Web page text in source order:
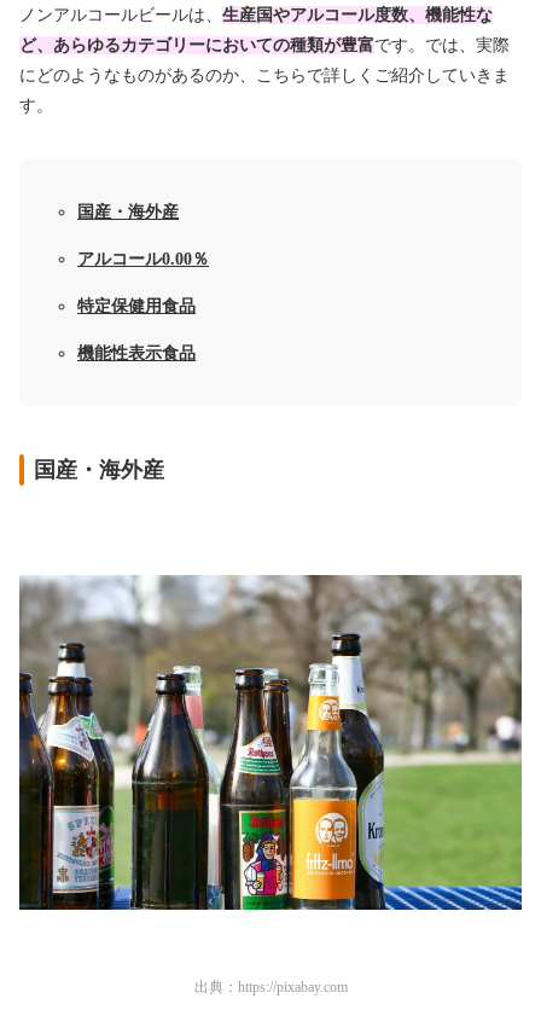
ノンアルコールビールは、 生産国やアルコール度数、機能性な
ど、あらゆるカテゴリーにおいての種類が豊富です。では、実際
にどのようなものがあるのか、こちらで詳しくご紹介していきま
す。
国産・海外産
アルコール0.00％
特定保健用食品
機能性表示食品
国産・海外産
出典： https://pixabay.com